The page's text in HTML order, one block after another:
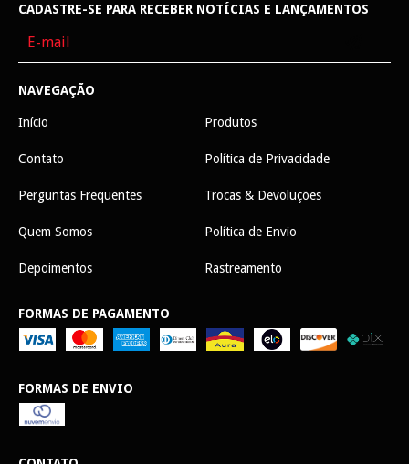
CADASTRE-SE PARA RECEBER NOTÍCIAS E LANÇAMENTOS
NAVEGAÇÃO
Início Produtos
Contato Política de Privacidade
Perguntas Frequentes Trocas & Devoluções
Quem Somos Política de Envio
Depoimentos Rastreamento
FORMAS DE PAGAMENTO
FORMAS DE ENVIO